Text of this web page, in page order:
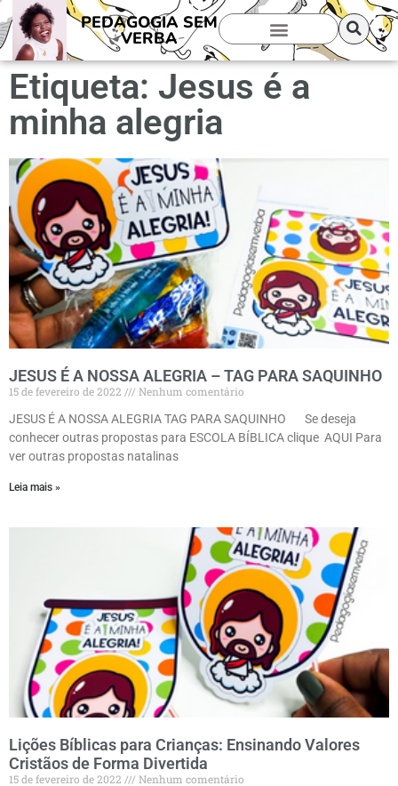
PEDAGOGIA SEM
VERBA
Etiqueta: Jesus é a
minha alegria
JESUS É A NOSSA ALEGRIA – TAG PARA SAQUINHO
15 de fevereiro de 2022
Nenhum comentário
JESUS É A NOSSA ALEGRIA TAG PARA SAQUINHO Se deseja
conhecer outras propostas para ESCOLA BÍBLICA clique AQUI Para
ver outras propostas natalinas
Leia mais »
Lições Bíblicas para Crianças: Ensinando Valores
Cristãos de Forma Divertida
15 de fevereiro de 2022
Nenhum comentário